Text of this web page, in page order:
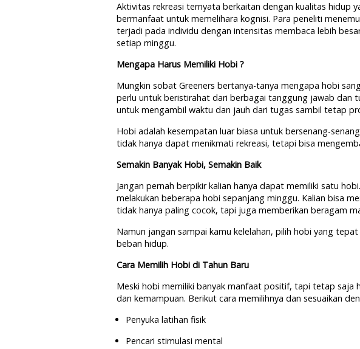
Aktivitas rekreasi ternyata berkaitan dengan kualitas hidup
bermanfaat untuk memelihara kognisi. Para peneliti
terjadi pada individu dengan intensitas membaca lebih
setiap minggu.
Mengapa Harus Memiliki Hobi ?
Mungkin sobat Greeners bertanya-tanya mengapa hobi
perlu untuk beristirahat dari berbagai tanggung jawab dan
untuk mengambil waktu dan jauh dari tugas sambil tetap
Hobi adalah kesempatan luar biasa untuk bersenang-
tidak hanya dapat menikmati rekreasi, tetapi bisa
Semakin Banyak Hobi, Semakin Baik
Jangan pernah berpikir kalian hanya dapat memiliki satu
melakukan beberapa hobi sepanjang minggu. Kalian bisa
tidak hanya paling cocok, tapi juga memberikan beragam
Namun jangan sampai kamu kelelahan, pilih hobi yang
beban hidup.
Cara Memilih Hobi di Tahun Baru
Meski hobi memiliki banyak manfaat positif, tapi tetap saja
dan kemampuan. Berikut cara memilihnya dan sesuaikan
Penyuka latihan fisik
Pencari stimulasi mental